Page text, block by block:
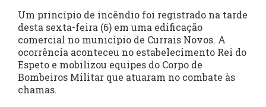
Um princípio de incêndio foi registrado na tarde
desta sexta-feira (6) em uma edificação
comercial no município de Currais Novos. A
ocorrência aconteceu no estabelecimento Rei do
Espeto e mobilizou equipes do Corpo de
Bombeiros Militar que atuaram no combate às
chamas.